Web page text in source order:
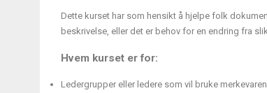
Dette kurset har som hensikt å hjelpe folk
beskrivelse, eller det er behov for en endring fra
Hvem kurset er for:
Ledergrupper eller ledere som vil bruke